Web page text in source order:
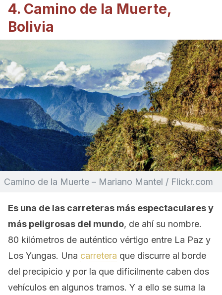
4. Camino de la Muerte,
Bolivia
Camino de la Muerte – Mariano Mantel / Flickr.com
Es una de las carreteras más espectaculares y
más peligrosas del mundo, de ahí su nombre.
80 kilómetros de auténtico vértigo entre La Paz y
Los Yungas. Una carretera que discurre al borde
del precipicio y por la que difícilmente caben dos
vehículos en algunos tramos. Y a ello se suma la